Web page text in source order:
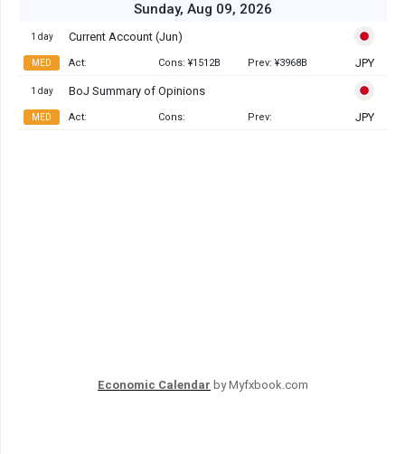
Economic Calendar by Myfxbook.com